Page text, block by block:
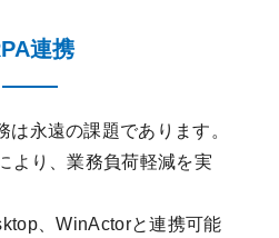
連携
は永遠の課題であります。
より、業務負荷軽減を実
、WinActorと連携可能